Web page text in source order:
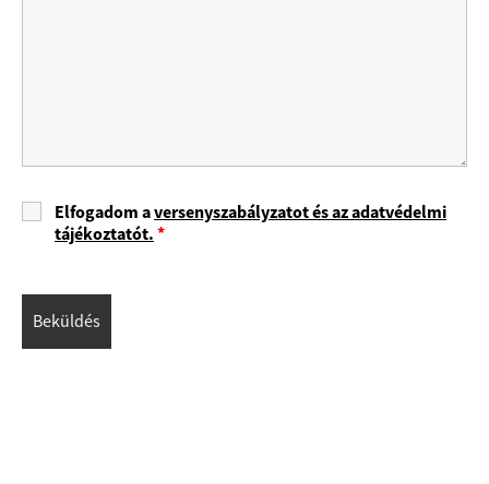
Elfogadom aversenyszabályzatot és az adatvédelmi
tájékoztatót.*